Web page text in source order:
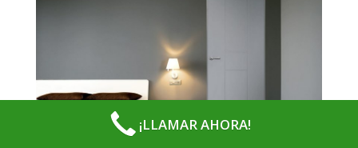
¡LLAMAR AHORA!